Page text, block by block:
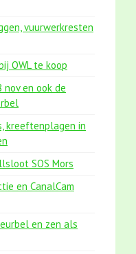
vuurwerkresten
OWL te koop
en ook de
kreeftenplagen in
SOS Mors
en CanalCam
en zen als